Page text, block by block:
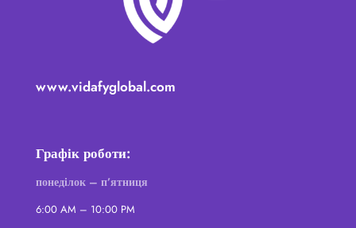
www.vidafyglobal.com
Графік роботи:
понеділок – п’ятниця
6:00 AM – 10:00 PM